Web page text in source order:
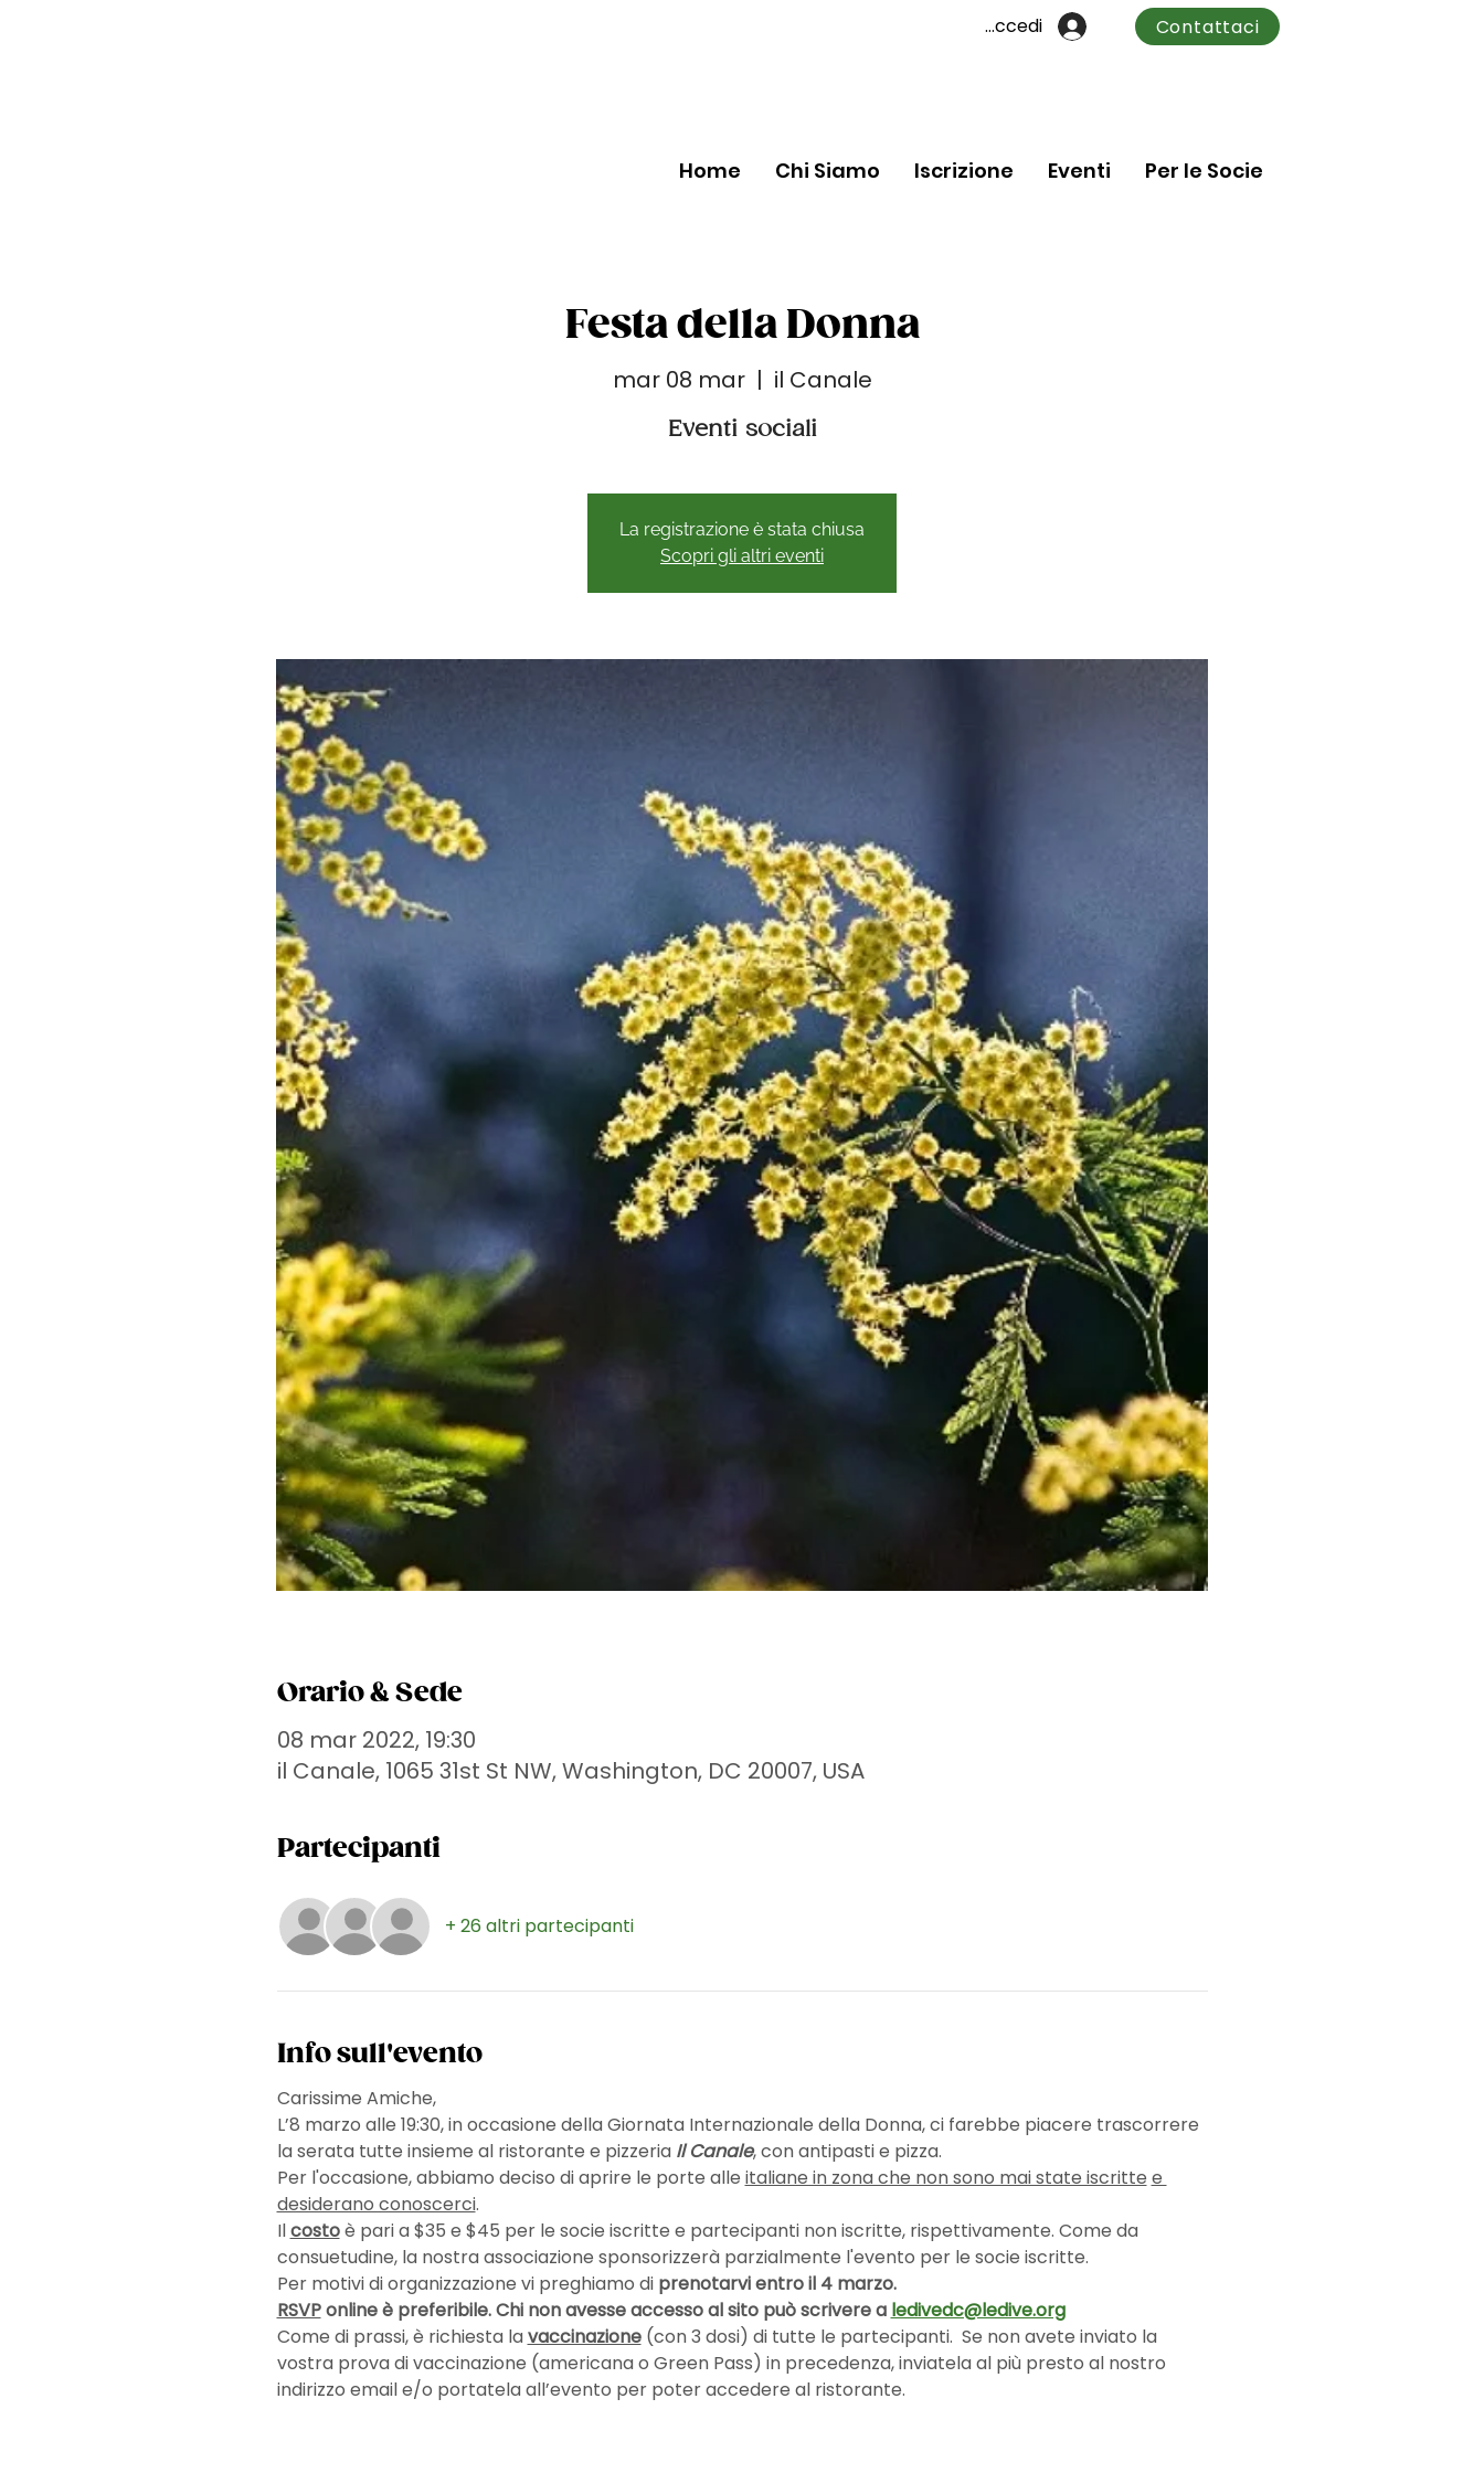
Accedi Contattaci
Home Chi Siamo Iscrizione Eventi Per le Socie
Festa della Donna
mar 08 mar
  |
il Canale
Eventi sociali
La registrazione è stata chiusa
Scopri gli altri eventi
Orario & Sede
08 mar 2022, 19:30
il Canale, 1065 31st St NW, Washington, DC 20007, USA
Partecipanti
+ 26 altri partecipanti
Info sull'evento
Carissime Amiche,
L’8 marzo alle 19:30, in occasione della Giornata Internazionale della Donna, ci farebbe piacere trascorrere
la serata tutte insieme al ristorante e pizzeria Il Canale, con antipasti e pizza.
Per l'occasione, abbiamo deciso di aprire le porte alle italiane in zona che non sono mai state iscritte e
desiderano conoscerci.
Il costo è pari a $35 e $45 per le socie iscritte e partecipanti non iscritte, rispettivamente. Come da
consuetudine, la nostra associazione sponsorizzerà parzialmente l'evento per le socie iscritte.
Per motivi di organizzazione vi preghiamo di prenotarvi entro il 4 marzo.
RSVP online è preferibile. Chi non avesse accesso al sito può scrivere a ledivedc@ledive.org
Come di prassi, è richiesta la vaccinazione (con 3 dosi) di tutte le partecipanti.  Se non avete inviato la
vostra prova di vaccinazione (americana o Green Pass) in precedenza, inviatela al più presto al nostro
indirizzo email e/o portatela all’evento per poter accedere al ristorante.